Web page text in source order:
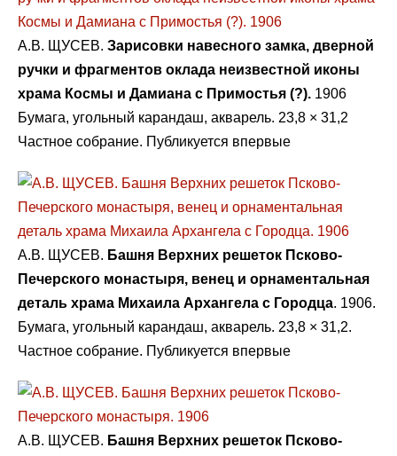
А.В. ЩУСЕВ. Зарисовки навесного замка, дверной
ручки и фрагментов оклада неизвестной иконы
храма Космы и Дамиана с Примостья (?). 1906
Бумага, угольный карандаш, акварель. 23,8 × 31,2
Частное собрание. Публикуется впервые
А.В. ЩУСЕВ. Башня Верхних решеток Псково-
Печерского монастыря, венец и орнаментальная
деталь храма Михаила Архангела с Городца. 1906.
Бумага, угольный карандаш, акварель. 23,8 × 31,2.
Частное собрание. Публикуется впервые
А.В. ЩУСЕВ. Башня Верхних решеток Псково-